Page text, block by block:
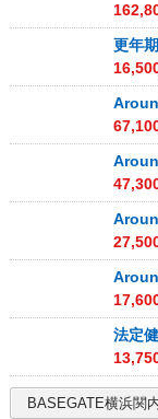
更年
法定
BASEGATE横浜関